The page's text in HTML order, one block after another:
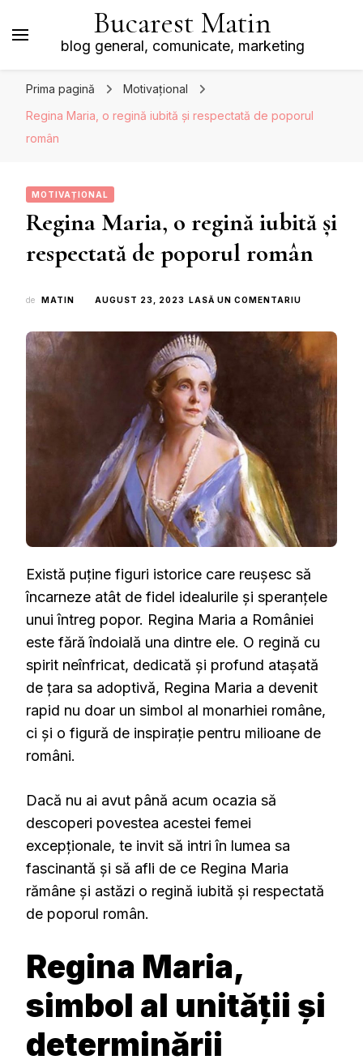
Bucarest Matin
blog general, comunicate, marketing
Prima pagină
Motivațional
Regina Maria, o regină iubită și respectată de poporul
român
MOTIVAȚIONAL
Regina Maria, o regină iubită și
respectată de poporul român
de MATIN AUGUST 23, 2023 LASĂ UN COMENTARIU
REGINĂ
IUBITĂ
POPORUL
ROMÂN
Există puține figuri istorice care reușesc să
încarneze atât de fidel idealurile și speranțele
unui întreg popor. Regina Maria a României
este fără îndoială una dintre ele. O regină cu
spirit neînfricat, dedicată și profund atașată
de țara sa adoptivă, Regina Maria a devenit
rapid nu doar un simbol al monarhiei române,
ci și o figură de inspirație pentru milioane de
români.
Dacă nu ai avut până acum ocazia să
descoperi povestea acestei femei
excepționale, te invit să intri în lumea sa
fascinantă și să afli de ce Regina Maria
rămâne și astăzi o regină iubită și respectată
de poporul român.
Regina Maria,
simbol al unității și
determinării